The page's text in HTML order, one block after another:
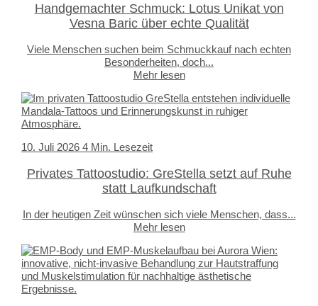
Handgemachter Schmuck: Lotus Unikat von
Vesna Baric über echte Qualität
Viele Menschen suchen beim Schmuckkauf nach echten
Besonderheiten, doch...
Mehr lesen
10. Juli 2026 4 Min. Lesezeit
Privates Tattoostudio: GreStella setzt auf Ruhe
statt Laufkundschaft
In der heutigen Zeit wünschen sich viele Menschen, dass...
Mehr lesen